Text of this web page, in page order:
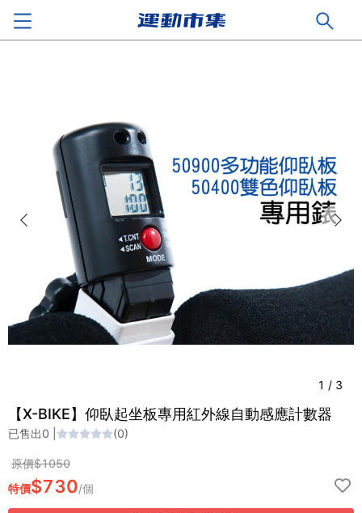
1 / 3
【X-BIKE】仰臥起坐板專用紅外線自動感應計數器
已售出0 (0)
原價$1050
特價$730/個